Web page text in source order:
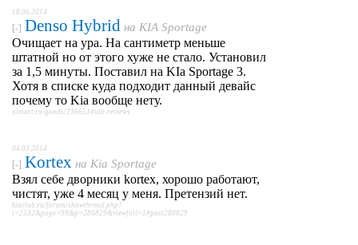
18.06.2014
[-] Denso Hybrid на KIA Sportage
Очищает на ура. На сантиметр меньше
штатной но от этого хуже не стало. Установил
за 1,5 минуты. Поставил на KIa Sportage 3.
Хотя в списке куда подходит данный девайс
почему то Kia вообще нету.
ulmart.ru/goods/236651#tab-reviews
04.03.2014
[-] Kortex на Kia Sportage
Взял себе дворники kortex, хорошо работают,
чистят, уже 4 месяц у меня. Претензий нет.
kiaclub.ru/forum/showthread.php?
t=2532&page=99&p=280829&viewfull=1#post280829